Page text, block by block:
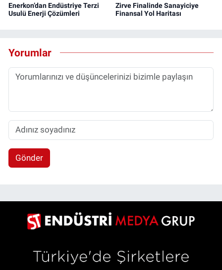
Enerkon’dan Endüstriye Terzi
Usulü Enerji Çözümleri
Zirve Finalinde Sanayiciye
Finansal Yol Haritası
Yorumlar
Gönder